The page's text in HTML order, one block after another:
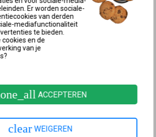
batterij/accu (3.7VDC-750mAh) (M2, C4,
Er worden sociale-
van derden
mediafunctionaliteit
te bieden.
en de
van je
ACCEPTEREN
clear WEIGEREN